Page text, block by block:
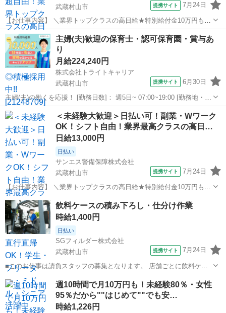
武蔵村山市
提携サイト 7月24日
【お仕事内容】 ＼業界トップクラスの高日給★特別給付金10万円も！
日払い可＆シフト自由／ とにかく日給が良い！！高日給で安心・安定
の暮らし♪月収30万円以上も可能！ ▼おシゴトの内容はとってもカン
タン！ 人や車の誘導・案内...
東京 武蔵村山市 警備員
主婦(夫)歓迎の保育士・認可保育園・賞与あ
り
月給224,240円
株式会社トライトキャリア
武蔵村山市
提携サイト 6月30日
主婦(夫)の働くを応援！ [勤務日数]： 週5日~ 07:00~19:00 [勤務地・最
寄駅]： 東京都武蔵村山市中央1丁目28-1 社会福祉法人高原福祉会 村山
中藤保育園「桜」 上北台駅自動車8分 [職種名]：保育...
東京 武蔵村山市 保育士
＜未経験大歓迎＞日払い可！副業・Wワーク
OK！シフト自由！業界最高クラスの高日…
日給13,000円
日払い
サンエス警備保障株式会社
武蔵村山市
提携サイト 7月24日
【お仕事内容】 ＼業界トップクラスの高日給★特別給付金10万円も！
日払い可＆シフト自由／ とにかく日給が良い！！高日給で安心・安定
の暮らし♪月収30万円以上も可能！ ▼おシゴトの内容はとってもカン
タン！ 人や車の誘導・案内...
東京 武蔵村山市
飲料ケースの積み下ろし・仕分け作業
時給1,400円
日払い
SGフィルダー株式会社
武蔵村山市
提携サイト 7月24日
■このお仕事は請負スタッフの募集となります。 店舗ごとに飲料ケー
ス(酒類)を仕分けし リーチフォークを使用し移動させる作業をお願い
いたします♪ 作業割合はフォークでの積み下ろし作業が５割 仕分け作
業が５割となります！ ...
東京 武蔵村山市 ドライバー
週10時間で月10万円も！未経験80％・女性
95％だから""はじめて""でも安…
時給1,226円